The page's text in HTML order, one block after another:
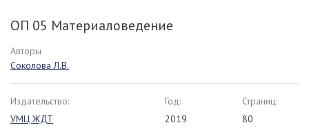
ОП 05 Материаловедение
Авторы
Соколова Л.В.
Издательство:
УМЦ ЖДТ
Год:
2019
Страниц:
80